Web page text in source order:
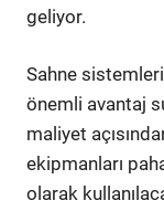
geliyor.
Sahne
önemli avantaj
maliyet
ekipmanları
olarak